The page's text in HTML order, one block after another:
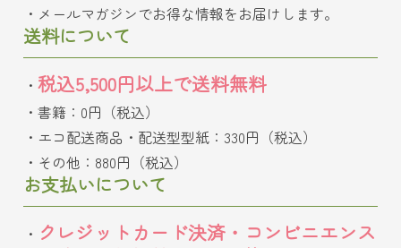
メールマガジンでお得な情報をお届けします。
送料について
税込5,500円以上で送料無料
書籍：0円（税込）
エコ配送商品・配送型型紙：330円（税込）
その他：880円（税込）
お支払いについて
クレジットカード決済・コンビニエンス